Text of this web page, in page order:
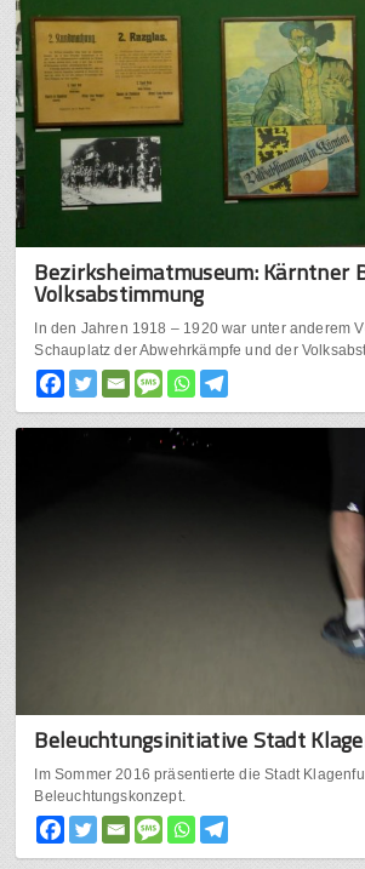
Bezirksheimatmuseum: Kärntner
Volksabstimmung
In den Jahren 1918 – 1920 war unter anderem
Schauplatz der Abwehrkämpfe und der
Beleuchtungsinitiative Stadt
Im Sommer 2016 präsentierte die Stadt
Beleuchtungskonzept.